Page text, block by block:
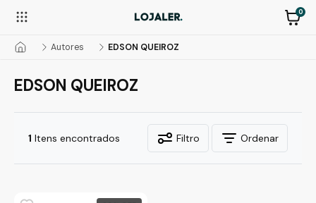
0
Autores EDSON QUEIROZ
EDSON QUEIROZ
1 Itens encontrados Filtro Ordenar